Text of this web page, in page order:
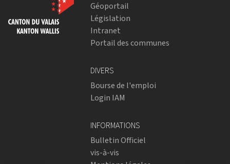
Géoportail
Législation
Intranet
Portail des communes
DIVERS
Bourse de l'emploi
Login IAM
INFORMATIONS
Bulletin Officiel
vis-à-vis